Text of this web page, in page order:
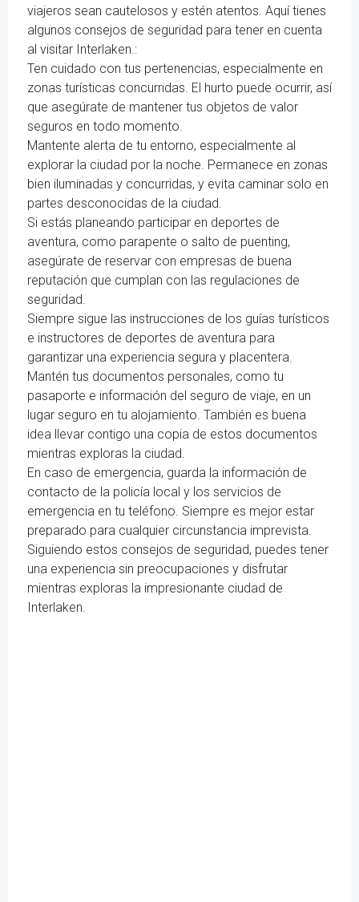
viajeros sean cautelosos y estén atentos. Aquí tienes
algunos consejos de seguridad para tener en cuenta
al visitar Interlaken.:
Ten cuidado con tus pertenencias, especialmente en
zonas turísticas concurridas. El hurto puede ocurrir, así
que asegúrate de mantener tus objetos de valor
seguros en todo momento.
Mantente alerta de tu entorno, especialmente al
explorar la ciudad por la noche. Permanece en zonas
bien iluminadas y concurridas, y evita caminar solo en
partes desconocidas de la ciudad.
Si estás planeando participar en deportes de
aventura, como parapente o salto de puenting,
asegúrate de reservar con empresas de buena
reputación que cumplan con las regulaciones de
seguridad.
Siempre sigue las instrucciones de los guías turísticos
e instructores de deportes de aventura para
garantizar una experiencia segura y placentera.
Mantén tus documentos personales, como tu
pasaporte e información del seguro de viaje, en un
lugar seguro en tu alojamiento. También es buena
idea llevar contigo una copia de estos documentos
mientras exploras la ciudad.
En caso de emergencia, guarda la información de
contacto de la policía local y los servicios de
emergencia en tu teléfono. Siempre es mejor estar
preparado para cualquier circunstancia imprevista.
Siguiendo estos consejos de seguridad, puedes tener
una experiencia sin preocupaciones y disfrutar
mientras exploras la impresionante ciudad de
Interlaken.